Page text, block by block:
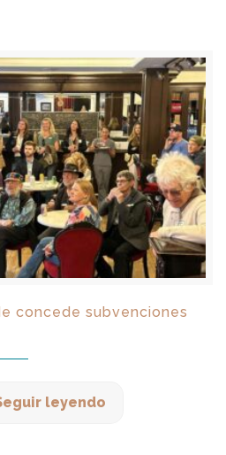
concede subvenciones
leyendo